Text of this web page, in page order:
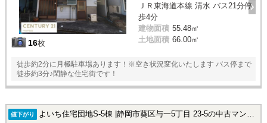
16枚
ＪＲ東海道本線 清水 バス21分停
歩4分
建物面積 55.48㎡
土地面積 66.00㎡
徒歩約2分に月極駐車場あります！※空き状況変化いたします バス停まで
徒歩約3分♪閑静な住宅街です！
値下がり よいち住宅団地S-5棟 |静岡市葵区与一5丁目 23-5の中古マンション